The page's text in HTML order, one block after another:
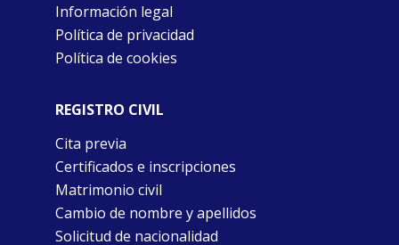
Información legal
Política de privacidad
Política de cookies
REGISTRO CIVIL
Cita previa
Certificados e inscripciones
Matrimonio civil
Cambio de nombre y apellidos
Solicitud de nacionalidad